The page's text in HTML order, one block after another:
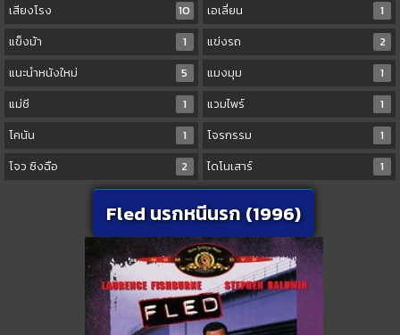
เสียงโรง
10 เอเลี่ยน
1
แข็งม้า
1 แข่งรถ
2
แนะนำหนังใหม่
5 แมงมุม
1
แม่ชี
1 แวมไพร์
1
โคนัน
1 โจรกรรม
1
โจว ซิงฉือ
2 ไดโนเสาร์ 1
Fled นรกหนีนรก (1996)